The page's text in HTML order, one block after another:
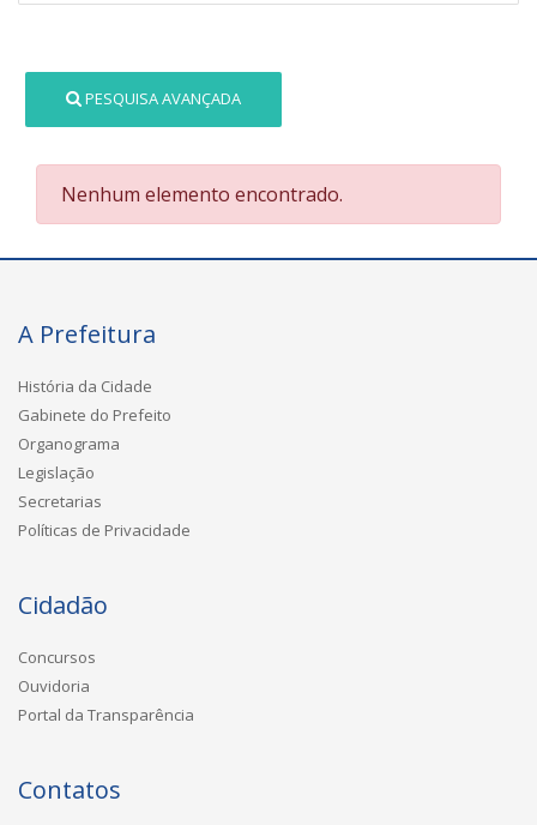
PESQUISA AVANÇADA
Nenhum elemento encontrado.
A Prefeitura
História da Cidade
Gabinete do Prefeito
Organograma
Legislação
Secretarias
Políticas de Privacidade
Cidadão
Concursos
Ouvidoria
Portal da Transparência
Contatos